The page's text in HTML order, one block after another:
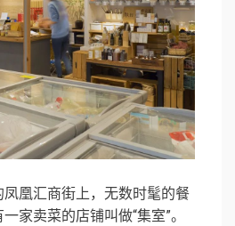
凰汇商街上，无数时髦的餐
家卖菜的店铺叫做“集室”。